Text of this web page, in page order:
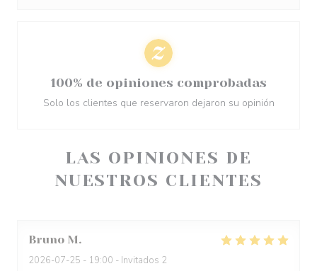
LAS OPINIONES DE
NUESTROS CLIENTES
Bruno M
2026-07-25 - 19:00 - Invitados 2
100% de opiniones comprobadas
Solo los clientes que reservaron dejaron su opinión